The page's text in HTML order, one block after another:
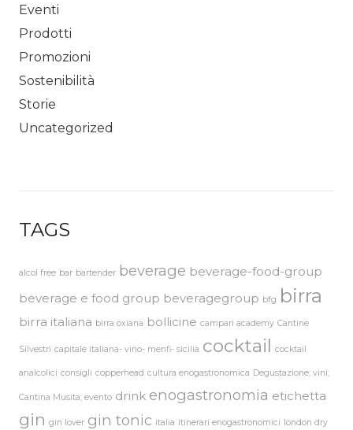
Eventi
Prodotti
Promozioni
Sostenibilità
Storie
Uncategorized
TAGS
alcol free bar bartender beverage beverage-food-group
beverage e food group beveragegroup bfg birra
birra italiana birra oxiana bollicine campari academy Cantine
Silvestri capitale italiana- vino- menfi- sicilia cocktail cocktail
analcolici consigli copperhead cultura enogastronomica Degustazione; vini;
Cantina Musita; evento drink enogastronomia etichetta
gin gin lover gin tonic italia itinerari enogastronomici london dry